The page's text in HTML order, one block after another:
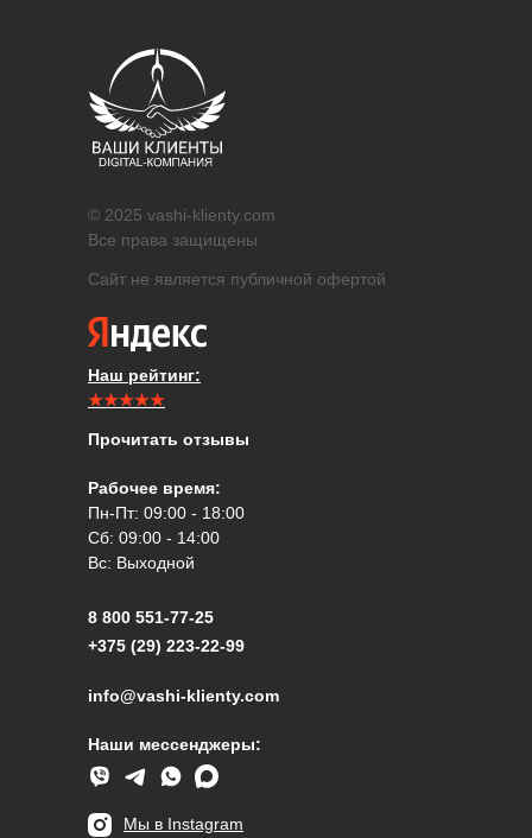
Наш рейтинг:
★★★★★
Прочитать отзывы
Мы в Instagram
8 800 551-77-25
+375 (29) 223-22-99
info@vashi-klienty.com
Сайт не является публичной офертой
© 2025 vashi-klienty.com
Все права защищены
Рабочее время:
Пн-Пт: 09:00 - 18:00
Сб: 09:00 - 14:00
Вс: Выходной
Наши мессенджеры: